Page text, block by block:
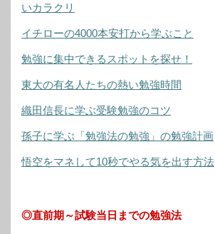
いカラクリ
イチローの4000本安打から学ぶこと
勉強に集中できるスポットを探せ！
東大の有名人たちの熱い勉強時間
織田信長に学ぶ受験勉強のコツ
孫子に学ぶ「勉強法の勉強」の勉強計画
悟空をマネして10秒でやる気を出す方法
◎直前期～試験当日までの勉強法